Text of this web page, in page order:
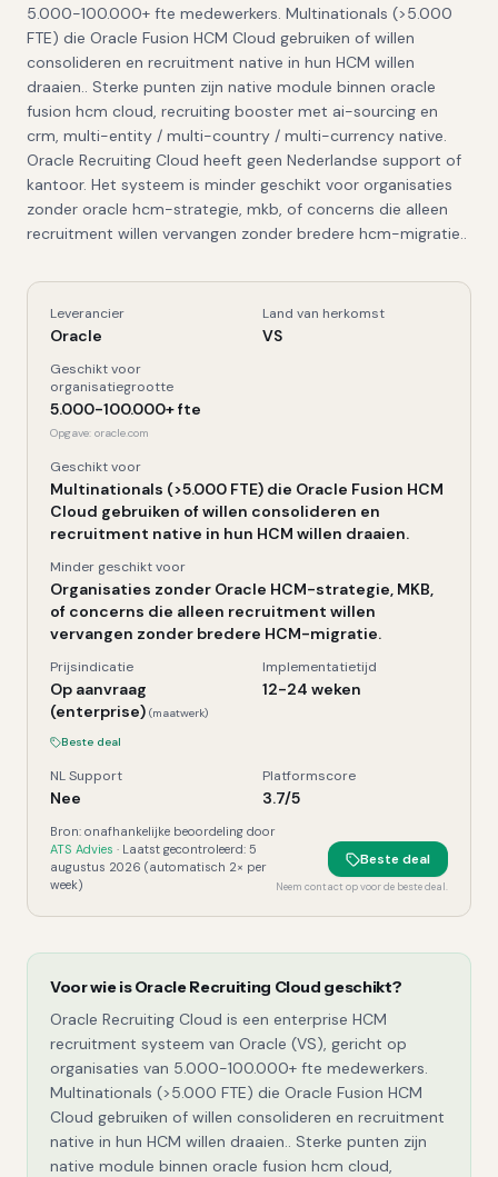
5.000-100.000+ fte medewerkers. Multinationals (>5.000
FTE) die Oracle Fusion HCM Cloud gebruiken of willen
consolideren en recruitment native in hun HCM willen
draaien.. Sterke punten zijn native module binnen oracle
fusion hcm cloud, recruiting booster met ai-sourcing en
crm, multi-entity / multi-country / multi-currency native.
Oracle Recruiting Cloud heeft geen Nederlandse support of
kantoor. Het systeem is minder geschikt voor organisaties
zonder oracle hcm-strategie, mkb, of concerns die alleen
recruitment willen vervangen zonder bredere hcm-migratie..
Oracle Recruiting Cloud , Kerngegevens
Leverancier
Oracle
Land van herkomst
VS
Geschikt voor
organisatiegrootte
5.000-100.000+ fte
Opgave: oracle.com
Geschikt voor
Multinationals (>5.000 FTE) die Oracle Fusion HCM
Cloud gebruiken of willen consolideren en
recruitment native in hun HCM willen draaien.
Minder geschikt voor
Organisaties zonder Oracle HCM-strategie, MKB,
of concerns die alleen recruitment willen
vervangen zonder bredere HCM-migratie.
Prijsindicatie
Op aanvraag
(enterprise) (maatwerk)
Beste deal
Implementatietijd
12-24 weken
NL Support
Nee
Platformscore
3.7/5
Bron: onafhankelijke beoordeling door
ATS Advies · Laatst gecontroleerd: 5
augustus 2026 (automatisch 2× per
week)
Beste deal
Neem contact op voor de beste deal.
Voor wie isOracle Recruiting Cloud geschikt?
Oracle Recruiting Cloud is een enterprise HCM
recruitment systeem van Oracle (VS), gericht op
organisaties van 5.000-100.000+ fte medewerkers.
Multinationals (>5.000 FTE) die Oracle Fusion HCM
Cloud gebruiken of willen consolideren en recruitment
native in hun HCM willen draaien.. Sterke punten zijn
native module binnen oracle fusion hcm cloud,